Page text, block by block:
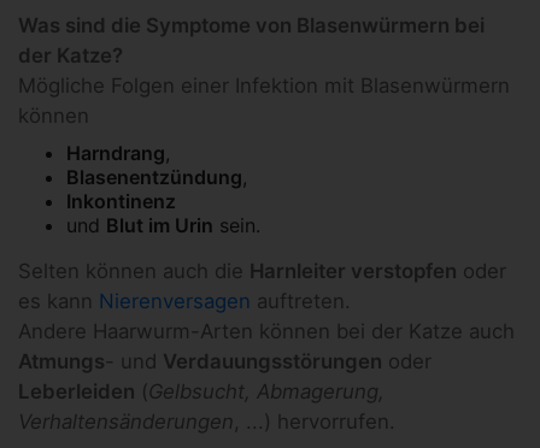
Was sind die Symptome von Blasenwürmern bei
der Katze?
Mögliche Folgen einer Infektion mit Blasenwürmern
können
Harndrang,
Blasenentzündung,
Inkontinenz
und Blut im Urin sein.
Selten können auch die Harnleiter verstopfen oder
es kann Nierenversagen auftreten.
Andere Haarwurm-Arten können bei der Katze auch
Atmungs- und Verdauungsstörungen oder
Leberleiden ( Gelbsucht, Abmagerung,
Verhaltensänderungen , ...) hervorrufen.